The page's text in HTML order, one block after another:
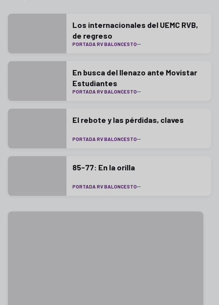
Los internacionales del UEMC RVB,
de regreso
PORTADA RV BALONCESTO
En busca del llenazo ante Movistar
Estudiantes
PORTADA RV BALONCESTO
El rebote y las pérdidas, claves
PORTADA RV BALONCESTO
85-77: En la orilla
PORTADA RV BALONCESTO